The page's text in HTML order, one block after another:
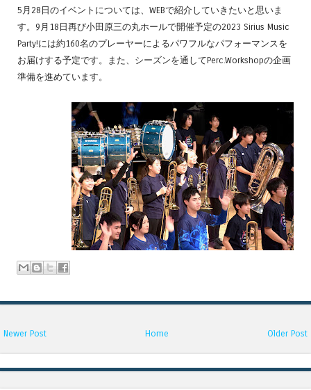
5月28日のイベントについては、WEBで紹介していきたいと思いま
す。9月18日再び小田原三の丸ホールで開催予定の2023 Sirius Music
Party!には約160名のプレーヤーによるパワフルなパフォーマンスを
お届けする予定です。また、シーズンを通してPerc.Workshopの企画
準備を進めています。
Newer Post Older Post
Home